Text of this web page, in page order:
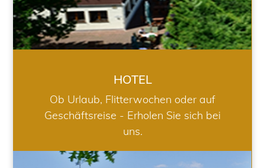
HOTEL
Ob Urlaub, Flitterwochen oder auf
Geschäftsreise - Erholen Sie sich bei
uns.